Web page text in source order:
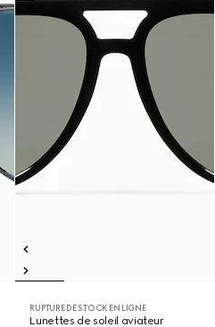
RUPTURE DE STOCK EN LIGNE
Lunettes de soleil aviateur